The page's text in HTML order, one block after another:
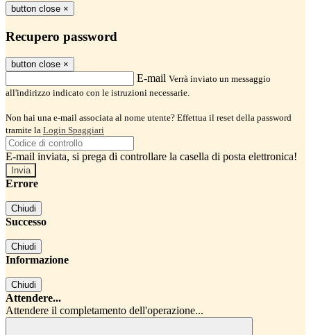
button close ×
Recupero password
button close ×
E-mail Verrà inviato un messaggio
all'indirizzo indicato con le istruzioni necessarie.
Non hai una e-mail associata al nome utente? Effettua il reset della password
tramite la Login Spaggiari
E-mail inviata, si prega di controllare la casella di posta elettronica!
Errore
Chiudi
Successo
Chiudi
Informazione
Chiudi
Attendere...
Attendere il completamento dell'operazione...